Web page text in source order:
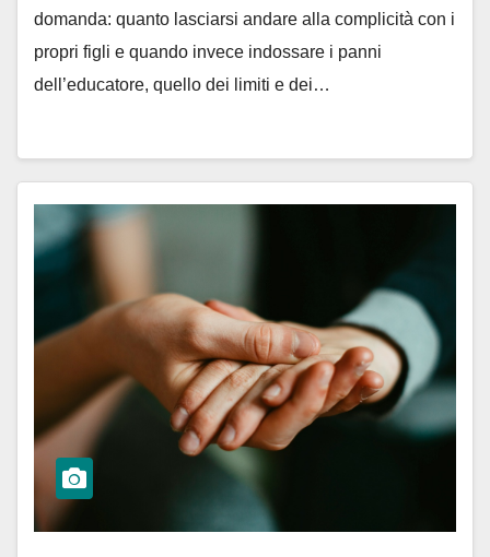
domanda: quanto lasciarsi andare alla complicità con i
propri figli e quando invece indossare i panni
dell’educatore, quello dei limiti e dei…